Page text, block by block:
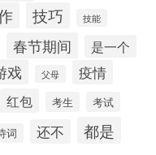
技巧 技能
春节期间 是一个
戏 父母 疫情
红包 考生 考试
词 还不 都是